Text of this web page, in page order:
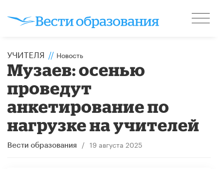
УЧИТЕЛЯ // Новость
Музаев: осенью
проведут
анкетирование по
нагрузке на учителей
Вести образования / 19 августа 2025